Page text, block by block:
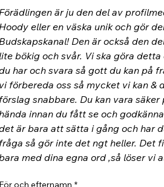
är ju den del av
eller en väska unik och gör
Den är också den
bökig och svår. Vi ska göra
har och svara så gott du kan på
förbereda oss så mycket vi kan &
snabbare. Du kan vara säker
innan du fått se och
är bara att sätta i gång och har
så gör inte det ngt heller. Det
med dina egna ord ,så löser vi
och efternamn *